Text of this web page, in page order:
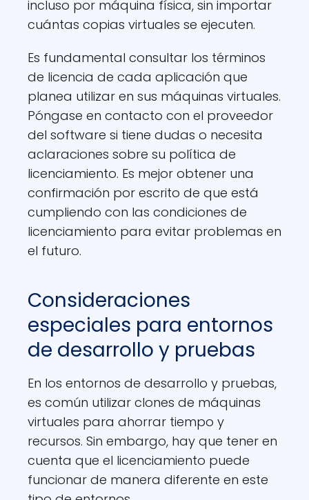
incluso por máquina física, sin importar
cuántas copias virtuales se ejecuten.
Es fundamental consultar los términos
de licencia de cada aplicación que
planea utilizar en sus máquinas virtuales.
Póngase en contacto con el proveedor
del software si tiene dudas o necesita
aclaraciones sobre su política de
licenciamiento. Es mejor obtener una
confirmación por escrito de que está
cumpliendo con las condiciones de
licenciamiento para evitar problemas en
el futuro.
Consideraciones
especiales para entornos
de desarrollo y pruebas
En los entornos de desarrollo y pruebas,
es común utilizar clones de máquinas
virtuales para ahorrar tiempo y
recursos. Sin embargo, hay que tener en
cuenta que el licenciamiento puede
funcionar de manera diferente en este